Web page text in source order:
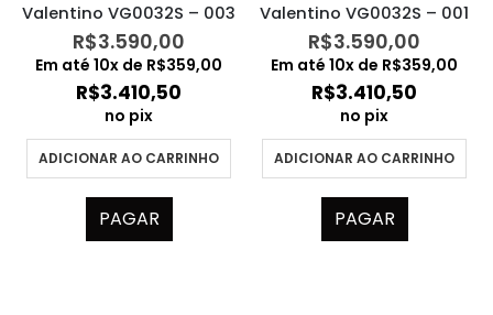
Valentino VG0032S – 003
R$3.590,00
Em até 10x de R$359,00
R$3.410,50
no pix
ADICIONAR AO CARRINHO
PAGAR
Valentino VG0032S – 001
R$3.590,00
Em até 10x de R$359,00
R$3.410,50
no pix
ADICIONAR AO CARRINHO
PAGAR